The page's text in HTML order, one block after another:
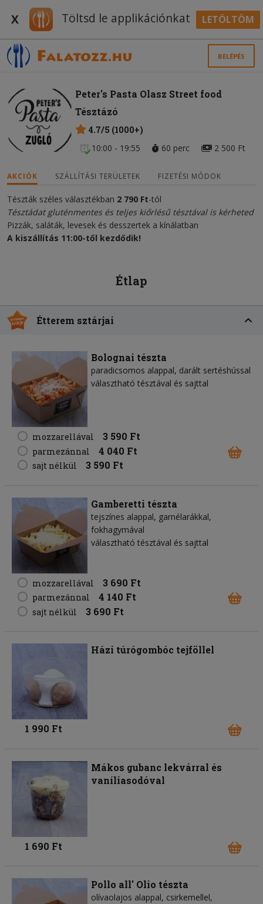
X Töltsd le applikációnkat LETÖLTÖM
BELÉPÉS
Peter's Pasta Olasz Street food
Tésztázó
4.7/5 (1000+)
10:00 - 19:55
60 perc 2 500 Ft
AKCIÓK SZÁLLÍTÁSI TERÜLETEK FIZETÉSI MÓDOK
Tészták széles választékban 2 790 Ft-tól
Tésztádat gluténmentes és teljes kiőrlésű tésztával is kérheted
Pizzák, saláták, levesek és desszertek a kínálatban
A kiszállítás 11:00-től kezdődik!
Étlap
Étterem sztárjai
Bolognai tészta
paradicsomos alappal, darált sertéshússal
választható tésztával és sajttal
mozzarellával 3 590 Ft
parmezánnal 4 040 Ft
sajt nélkül 3 590 Ft
Gamberetti tészta
tejszínes alappal, garnélarákkal,
fokhagymával
választható tésztával és sajttal
mozzarellával 3 690 Ft
parmezánnal 4 140 Ft
sajt nélkül 3 690 Ft
Házi túrógombóc tejföllel
1 990 Ft
Mákos gubanc lekvárral és
vaníliasodóval
1 690 Ft
Pollo all' Olio tészta
olívaolajos alappal, csirkemellel,